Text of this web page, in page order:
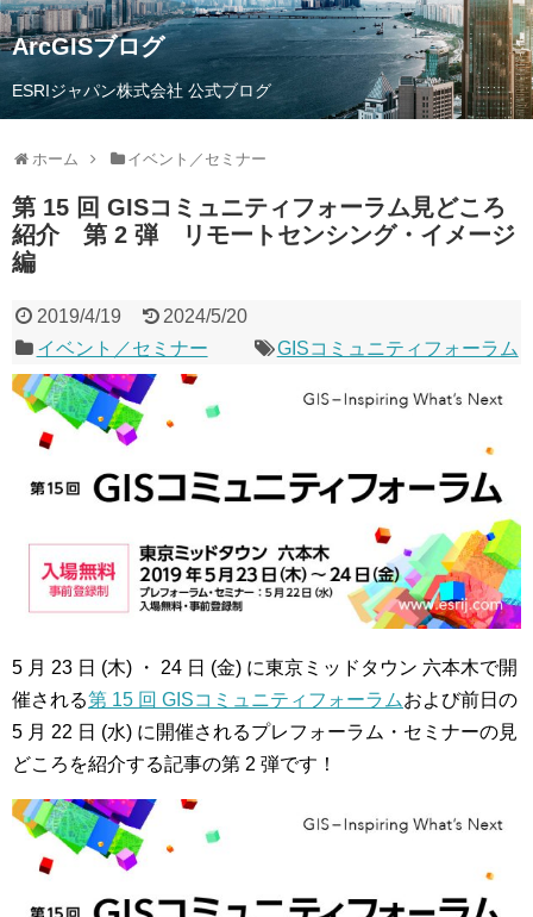
ArcGISブログ
ESRIジャパン株式会社 公式ブログ
ホーム イベント／セミナー
第 15 回 GISコミュニティフォーラム見どころ
紹介 第 2 弾 リモートセンシング・イメージ
編
2019/4/19
2024/5/20
イベント／セミナー
GISコミュニティフォーラム
5 月 23 日 (木) ・ 24 日 (金) に東京ミッドタウン 六本木で開
催される第 15 回 GISコミュニティフォーラムおよび前日の
5 月 22 日 (水) に開催されるプレフォーラム・セミナーの見
どころを紹介する記事の第 2 弾です！